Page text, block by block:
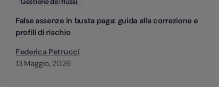
False assenze in busta paga: guida alla correzione e
profili di rischio
Federica Petrucci
13 Maggio, 2026